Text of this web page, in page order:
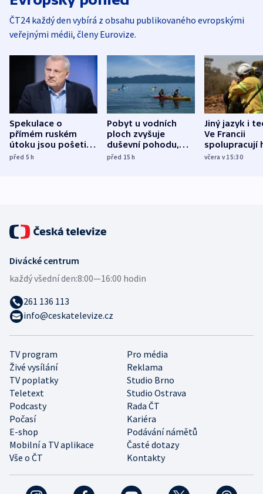
ČT24 každý den vybírá z obsahu publikovaného evropskými
veřejnými médii, členy Eurovize.
Spekulace o
přímém ruském
útoku jsou pošetilé,
míní estonský
před 5h
Pobyt u vodních
ploch zvyšuje
duševní pohodu,
ukázala
před 15h
Jiný jazyk i
Ve Francii
spolupracují
různých zemí
včera v 15:30
TV program
Pro média
Živé vysílání
Reklama
TV poplatky
Studio Brno
Teletext
Studio Ostrava
Podcasty
Rada ČT
Počasí
Kariéra
E-shop
Podávání námětů
Mobilní a TV aplikace
Časté dotazy
Vše o ČT
Kontakty
Divácké centrum
každý všední den:8:00—16:00 hodin
261 136 113
info@ceskatelevize.cz